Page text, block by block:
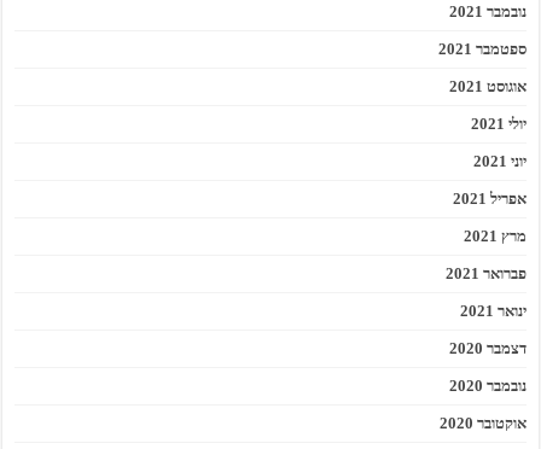
נובמבר 2021
ספטמבר 2021
אוגוסט 2021
יולי 2021
יוני 2021
אפריל 2021
מרץ 2021
פברואר 2021
ינואר 2021
דצמבר 2020
נובמבר 2020
אוקטובר 2020